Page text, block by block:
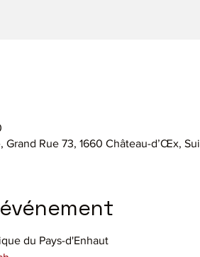
Rue 73, 1660 Château-d’Œx,
du Pays-d'Enhaut